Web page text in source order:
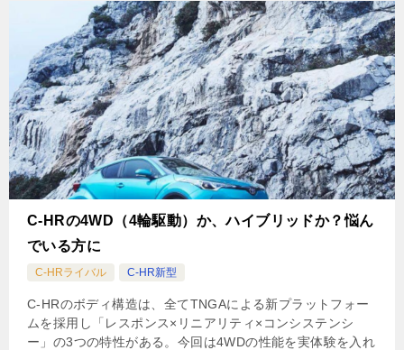
C-HRの4WD（4輪駆動）か、ハイブリッドか？悩ん
でいる方に
C-HRライバル C-HR新型
C-HRのボディ構造は、全てTNGAによる新プラットフォー
ムを採用し「レスポンス×リニアリティ×コンシステンシ
ー」の3つの特性がある。今回は4WDの性能を実体験を入れ